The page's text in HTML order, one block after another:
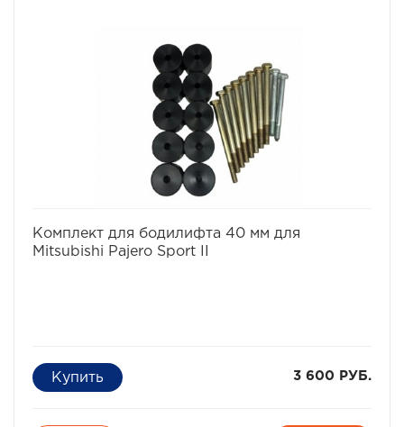
В комплект проставок для бодилифта Pajero II /
Montero II входят сами проставки, а также болты, гайки
и шайбы для крепления.
Характеристики Комплекта проставок для бодилифта
· Высота проставки: 5 см
· Кол-во проставок: 8 шт
· Материал: капролон
Комплект проставок для бодилифта Pajero II / Montero
Комплект для бодилифта 40 мм для
Mitsubishi Pajero Sport II
3 600 РУБ.